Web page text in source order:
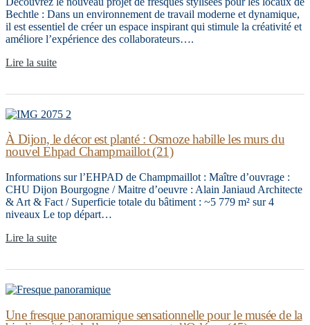
Bechtle : Dans un environnement de travail moderne et dynamique,
il est essentiel de créer un espace inspirant qui stimule la créativité et
améliore l’expérience des collaborateurs….
Lire la suite
À Dijon, le décor est planté : Osmoze habille les murs du
nouvel Ehpad Champmaillot (21)
Informations sur l’EHPAD de Champmaillot : Maître d’ouvrage :
CHU Dijon Bourgogne / Maitre d’oeuvre : Alain Janiaud Architecte
& Art & Fact / Superficie totale du bâtiment : ~5 779 m² sur 4
niveaux Le top départ…
Lire la suite
Une fresque panoramique sensationnelle pour le musée de la